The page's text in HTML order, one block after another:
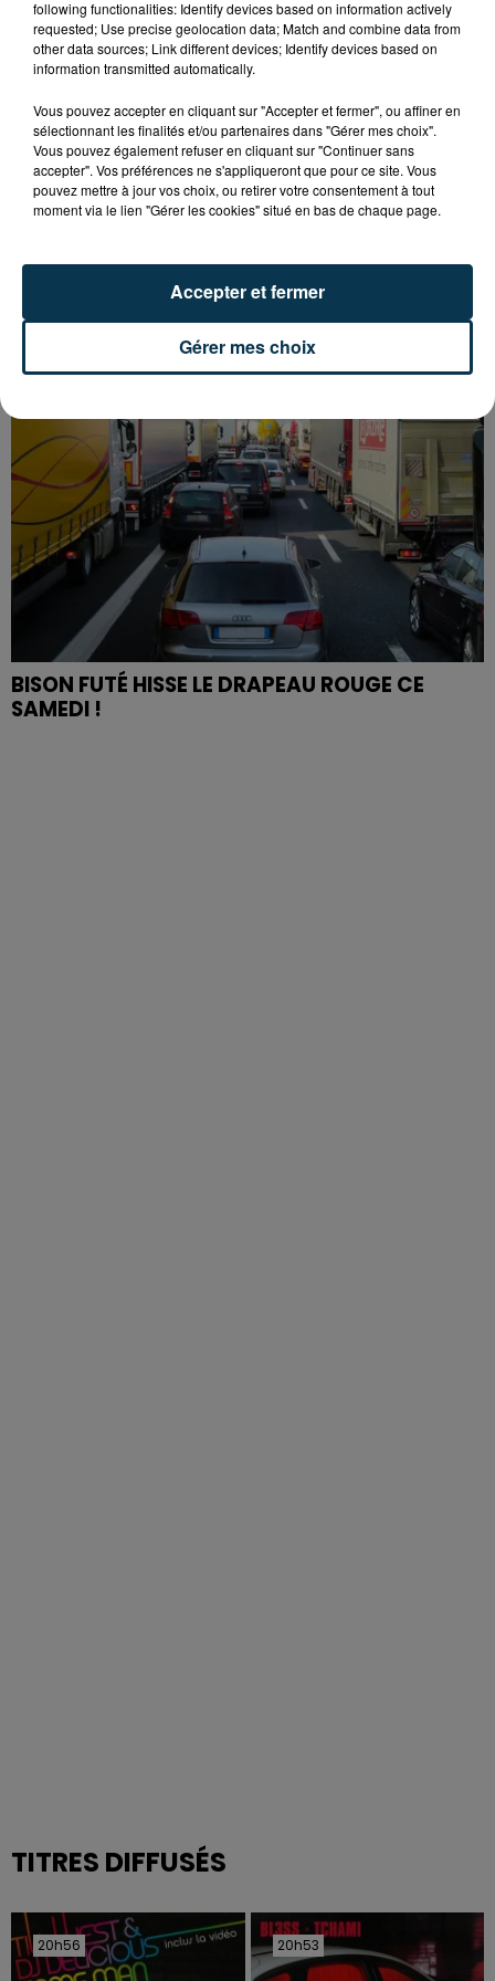
L’ASSE RÉDUIT FACE À SOCHAUX, UNE
PREMIÈRE VICTOIRE POUR NOS VERTS ?
BISON FUTÉ HISSE LE DRAPEAU ROUGE CE
SAMEDI !
TITRES DIFFUSÉS
20h56
20h56 20h53
20h53
following functionalities: Identify devices based on information actively
requested; Use precise geolocation data; Match and combine data from
other data sources; Link different devices; Identify devices based on
information transmitted automatically.
Vous pouvez accepter en cliquant sur "Accepter et fermer", ou affiner en
sélectionnant les finalités et/ou partenaires dans "Gérer mes choix".
Vous pouvez également refuser en cliquant sur "Continuer sans
accepter". Vos préférences ne s'appliqueront que pour ce site. Vous
pouvez mettre à jour vos choix, ou retirer votre consentement à tout
moment via le lien "Gérer les cookies" situé en bas de chaque page.
Gérer mes choix
Accepter et fermer